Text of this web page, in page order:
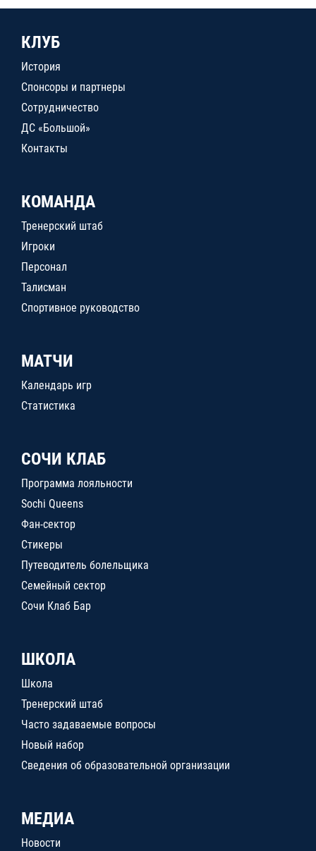
КЛУБ
История
Спонсоры и партнеры
Сотрудничество
ДС «Большой»
Контакты
КОМАНДА
Тренерский штаб
Игроки
Персонал
Талисман
Спортивное руководство
МАТЧИ
Календарь игр
Статистика
СОЧИ КЛАБ
Программа лояльности
Sochi Queens
Фан-сектор
Стикеры
Путеводитель болельщика
Семейный сектор
Сочи Клаб Бар
ШКОЛА
Школа
Тренерский штаб
Часто задаваемые вопросы
Новый набор
Сведения об образовательной организации
МЕДИА
Новости